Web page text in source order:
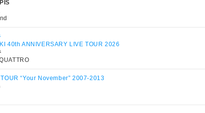
40th ANNIVERSARY LIVE TOUR 2026
“Your November” 2007-2013